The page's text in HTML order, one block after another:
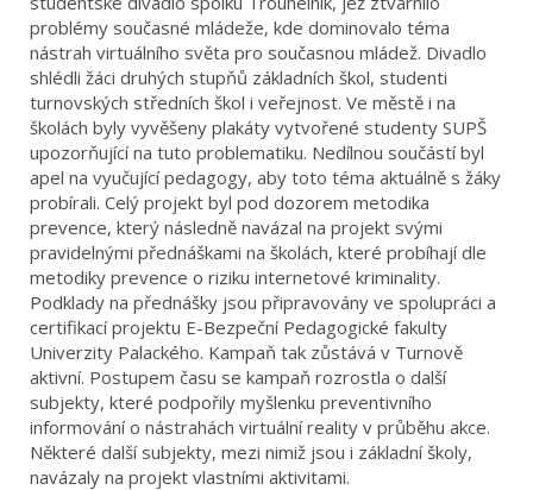
problémy současné mládeže, kde dominovalo téma
nástrah virtuálního světa pro současnou mládež. Divadlo
shlédli žáci druhých stupňů základních škol, studenti
turnovských středních škol i veřejnost. Ve městě i na
školách byly vyvěšeny plakáty vytvořené studenty SUPŠ
upozorňující na tuto problematiku. Nedílnou součástí byl
apel na vyučující pedagogy, aby toto téma aktuálně s žáky
probírali. Celý projekt byl pod dozorem metodika
prevence, který následně navázal na projekt svými
pravidelnými přednáškami na školách, které probíhají dle
metodiky prevence o riziku internetové kriminality.
Podklady na přednášky jsou připravovány ve spolupráci a
certifikací projektu E-Bezpeční Pedagogické fakulty
Univerzity Palackého. Kampaň tak zůstává v Turnově
aktivní. Postupem času se kampaň rozrostla o další
subjekty, které podpořily myšlenku preventivního
informování o nástrahách virtuální reality v průběhu akce.
Některé další subjekty, mezi nimiž jsou i základní školy,
navázaly na projekt vlastními aktivitami.